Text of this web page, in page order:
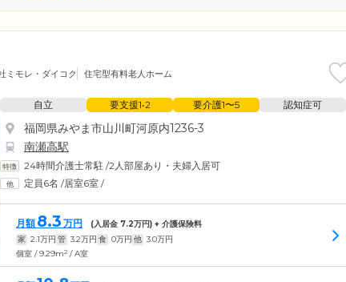
ミモレ・ダイコク 住宅型有料老人ホーム
自立 要支援1•2 要介護1〜5 認知症可
福岡県みやま市山川町河原内1236-3
南瀬高駅
24時間介護士常駐 /2人部屋あり・夫婦入居可
定員6名 /居室6室 /
月額 8.3 万円 (入居金 7.2万円) + 介護保険料
家 2.1万円 管 3.2万円 食 0万円 他 3.0万円
個室 / 9.29m2 / A室